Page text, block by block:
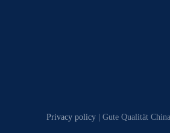
Privacy policy | Gute Qualität